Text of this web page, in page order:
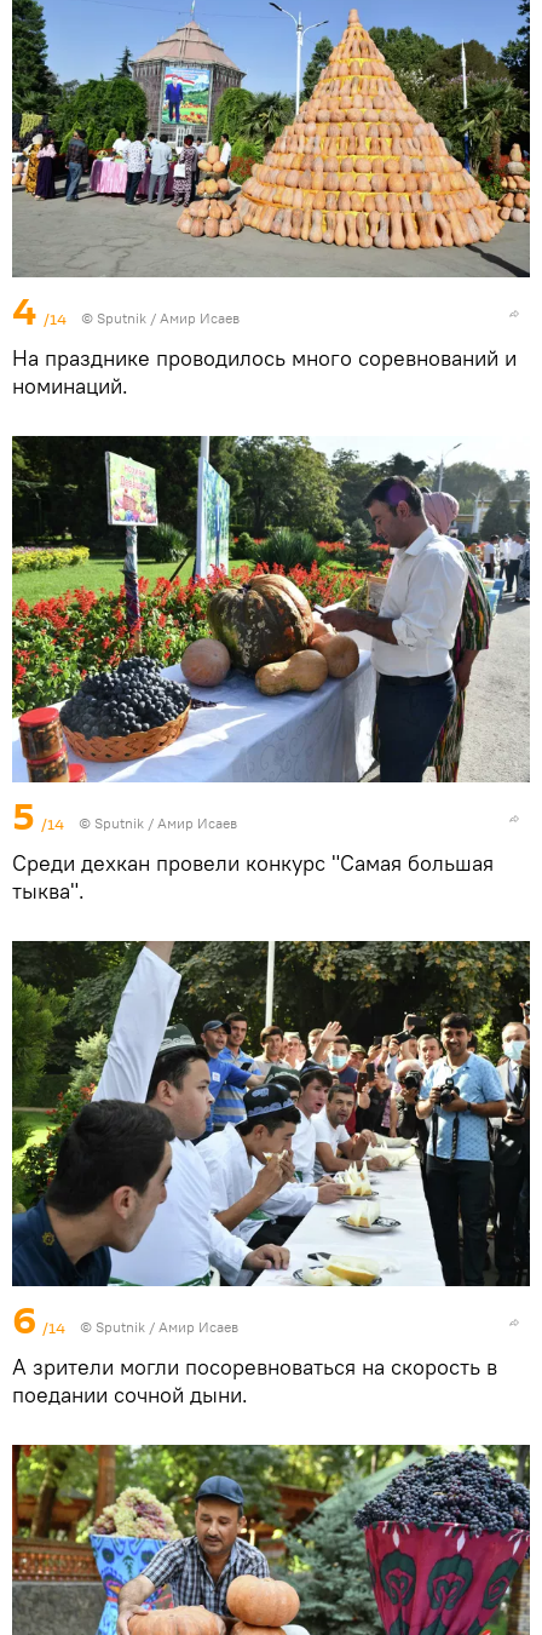
4 /14 © Sputnik / Амир Исаев
На празднике проводилось много соревнований и
номинаций.
5 /14 © Sputnik / Амир Исаев
Среди дехкан провели конкурс "Самая большая
тыква".
6 /14 © Sputnik / Амир Исаев
А зрители могли посоревноваться на скорость в
поедании сочной дыни.